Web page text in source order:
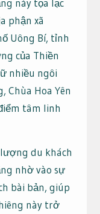
này tọa lạc
phận xã
Uông Bí, tỉnh
của Thiền
nhiều ngôi
Chùa Hoa Yên
tâm linh
du khách
nhờ vào sự
bài bản, giúp
này trở